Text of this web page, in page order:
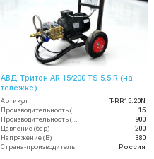
АВД Тритон AR 15/200 TS 5.5 R (на
тележке)
Артикул
T-RR15.20N
Производительность (л/мин)
15
Производительность (л/ч)
900
Давление (бар)
200
Напряжение (В)
380
Страна-производитель
Россия